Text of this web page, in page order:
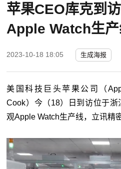
苹果CEO库克到
Apple Watch生
2023-10-18 18:05 生成海报
美国科技巨头苹果公司（
Cook）今（18）日到访位于
观Apple Watch生产线，立讯精